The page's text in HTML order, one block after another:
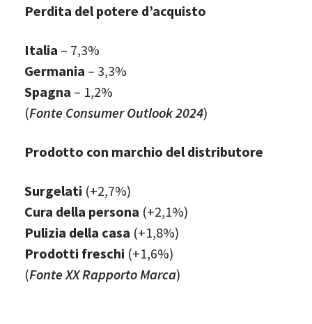
Perdita del potere d’acquisto
Italia – 7,3%
Germania – 3,3%
Spagna – 1,2%
(Fonte Consumer Outlook 2024)
Prodotto con marchio del distributore
Surgelati (+2,7%)
Cura della persona (+2,1%)
Pulizia della casa (+1,8%)
Prodotti freschi (+1,6%)
(Fonte XX Rapporto Marca)